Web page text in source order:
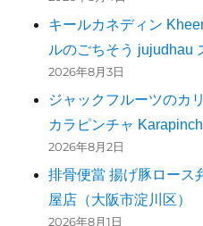
キールカネディン
ルのごちそう jujudhau
2026年8月3日
ジャックフルーツのカ
カラピンチャ
2026年8月2日
排骨便當 揚げ豚ロース
屋店（大阪市淀川区）
2026年8月1日